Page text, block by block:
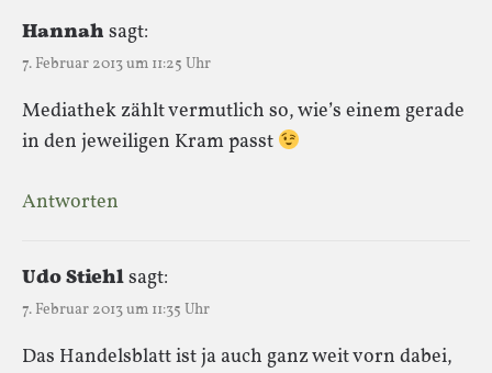
Hannah sagt:
7. Februar 2013 um 11:25 Uhr
Mediathek zählt vermutlich so, wie’s einem gerade
in den jeweiligen Kram passt
Antworten
Udo Stiehlsagt:
7. Februar 2013 um 11:35 Uhr
Das Handelsblatt ist ja auch ganz weit vorn dabei,